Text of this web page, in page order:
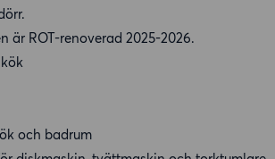
är ROT-renoverad 2025-2026.
och badrum